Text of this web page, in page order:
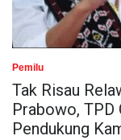
Pemilu
Tak Risau
Prabowo, TPD
Pendukung